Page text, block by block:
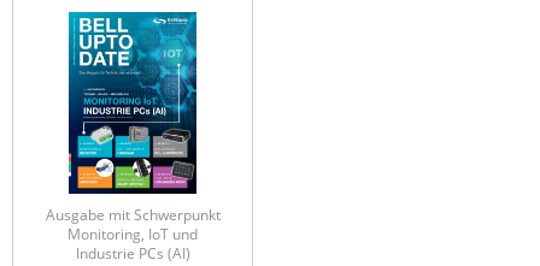
Ausgabe mit Schwerpunkt
Monitoring, IoT und
Industrie PCs (AI)